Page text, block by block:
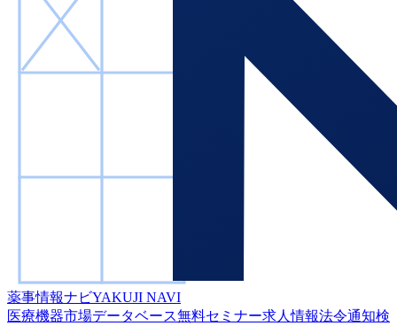
薬事情報ナビYAKUJI NAVI
医療機器市場データベース無料セミナー求人情報法令通知検